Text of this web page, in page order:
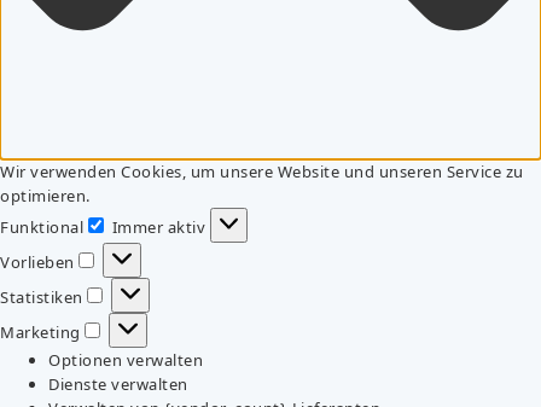
Wir verwenden Cookies, um unsere Website und unseren Service zu
optimieren.
Funktional
Funktional
Immer aktiv
Vorlieben
Vorlieben
Statistiken
Statistiken
Marketing
Marketing
Optionen verwalten
Dienste verwalten